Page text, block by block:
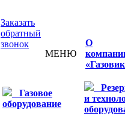
Заказать
обратный
звонок
МЕНЮ
О
Газовое
оборудование
и